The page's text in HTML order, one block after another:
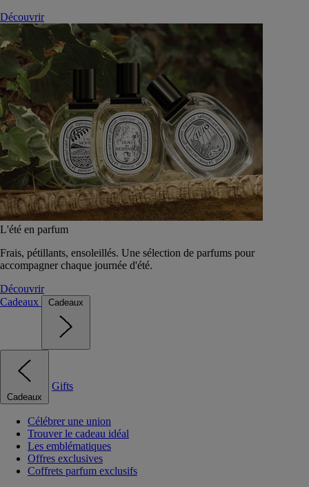
Découvrir
L'été en parfum
Frais, pétillants, ensoleillés. Une sélection de parfums pour
accompagner chaque journée d'été.
Découvrir
Cadeaux
Cadeaux
Cadeaux
Gifts
Célébrer une union
Trouver le cadeau idéal
Les emblématiques
Offres exclusives
Coffrets parfum exclusifs